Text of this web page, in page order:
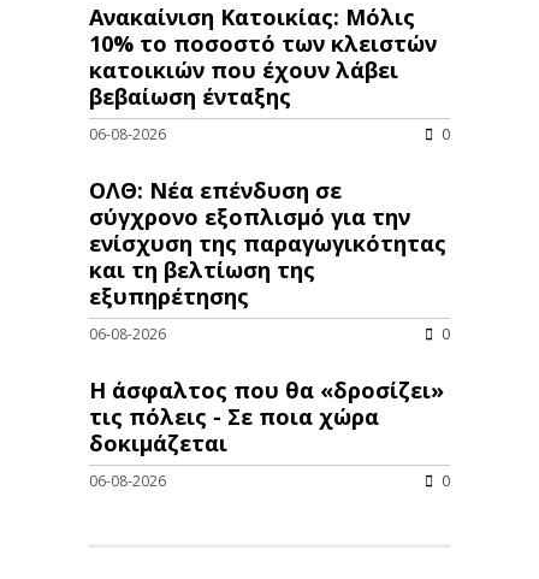
Ανακαίνιση Κατοικίας: Μόλις
10% το ποσοστό των κλειστών
κατοικιών που έχουν λάβει
βεβαίωση ένταξης
06-08-2026 0
ΟΛΘ: Νέα επένδυση σε
σύγχρονο εξοπλισμό για την
ενίσχυση της παραγωγικότητας
και τη βελτίωση της
εξυπηρέτησης
06-08-2026 0
Η άσφαλτος που θα «δροσίζει»
τις πόλεις - Σε ποια χώρα
δοκιμάζεται
06-08-2026 0